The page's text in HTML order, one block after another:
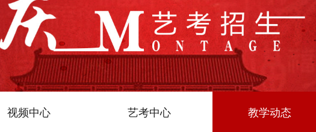
视频中心 艺考中心 教学动态